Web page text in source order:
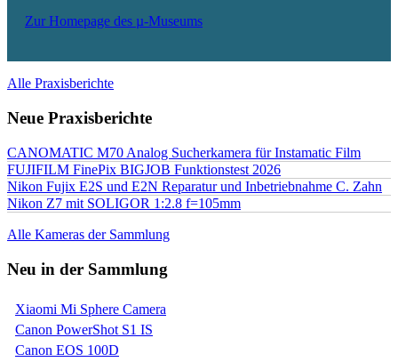
Zur Homepage des µ-Museums
Alle Praxisberichte
Neue Praxisberichte
CANOMATIC M70 Analog Sucherkamera für Instamatic Film
FUJIFILM FinePix BIGJOB Funktionstest 2026
Nikon Fujix E2S und E2N Reparatur und Inbetriebnahme C. Zahn
Nikon Z7 mit SOLIGOR 1:2.8 f=105mm
Alle Kameras der Sammlung
Neu in der Sammlung
Xiaomi Mi Sphere Camera
Canon PowerShot S1 IS
Canon EOS 100D